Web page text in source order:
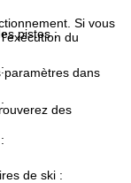
Si vous
du
paramètres dans
des
pistes :
de ski :